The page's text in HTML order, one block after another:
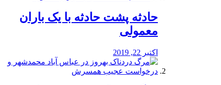
️حادثه پشت حادثه با یک باران
معمولی
اکتبر 22, 2019